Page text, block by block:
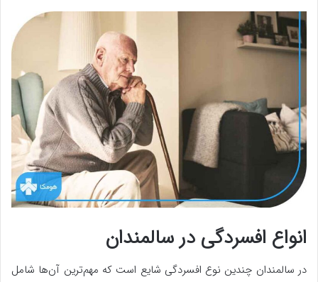
انواع افسردگی در سالمندان
در سالمندان چندین نوع افسردگی شایع است که مهم‌ترین آن‌ها شامل